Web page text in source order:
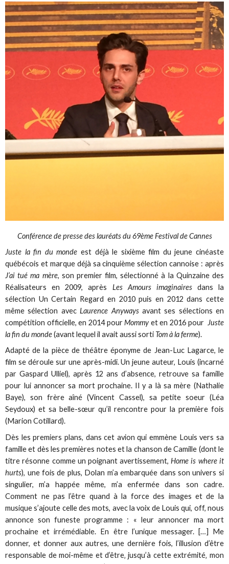
Conférence de presse des lauréats du 69ème Festival de Cannes
Juste la fin du monde est déjà le sixième film du jeune cinéaste
québécois et marque déjà sa cinquième sélection cannoise : après
J’ai tué ma mère, son premier film, sélectionné à la Quinzaine des
Réalisateurs en 2009, après Les Amours imaginairesdans la
sélection Un Certain Regard en 2010 puis en 2012 dans cette
même sélection avecLaurence Anywaysavant ses sélections en
compétition officielle, en 2014 pourMommy et en 2016 pour Juste
la fin du monde(avant lequel il avait aussi sorti Tom à la ferme).
Adapté de la pièce de théâtre éponyme de Jean-Luc Lagarce, le
film se déroule sur une après-midi. Un jeune auteur, Louis (incarné
par Gaspard Ulliel), après 12 ans d’absence, retrouve sa famille
pour lui annoncer sa mort prochaine. Il y a là sa mère (Nathalie
Baye), son frère aîné (Vincent Cassel), sa petite soeur (Léa
Seydoux) et sa belle-sœur qu’il rencontre pour la première fois
(Marion Cotillard).
Dès les premiers plans, dans cet avion qui emmène Louis vers sa
famille et dès les premières notes et la chanson de Camille (dont le
titre résonne comme un poignant avertissement,Home is where it
hurts), une fois de plus, Dolan m’a embarquée dans son univers si
singulier, m’a happée même, m’a enfermée dans son cadre.
Comment ne pas l’être quand à la force des images et de la
musique s’ajoute celle des mots, avec la voix de Louis qui, off, nous
annonce son funeste programme : « leur annoncer ma mort
prochaine et irrémédiable. En être l’unique messager. […] Me
donner, et donner aux autres, une dernière fois, l’illusion d’être
responsable de moi-même et d’être‚ jusqu’à cette extrémité‚ mon